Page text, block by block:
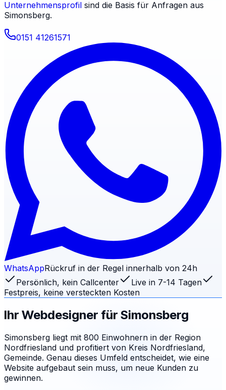
Unternehmensprofil sind die Basis für Anfragen aus
Simonsberg.
0151 41261571
WhatsAppRückruf in der Regel innerhalb von 24h
Persönlich, kein Callcenter
Live in 7-14 Tagen
Festpreis, keine versteckten Kosten
Ihr Webdesigner für Simonsberg
Simonsberg liegt mit 800 Einwohnern in der Region
Nordfriesland und profitiert von Kreis Nordfriesland,
Gemeinde. Genau dieses Umfeld entscheidet, wie eine
Website aufgebaut sein muss, um neue Kunden zu
gewinnen.